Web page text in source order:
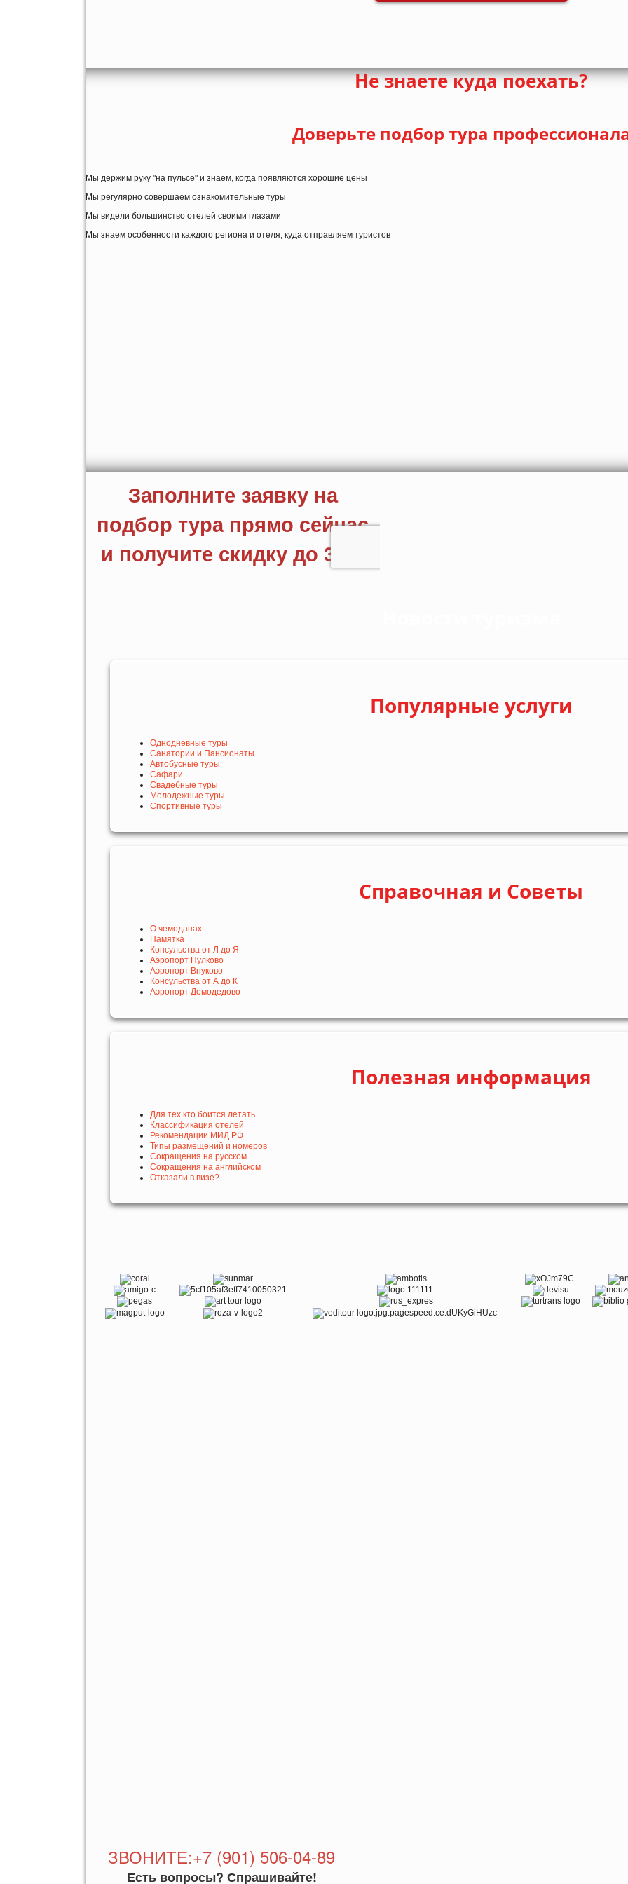
Не знаете куда поехать?
Доверьте подбор тура
Мы держим руку "на пульсе" и знаем, когда появляются хорошие цены
Мы регулярно совершаем ознакомительные туры
Мы видели большинство отелей своими глазами
Мы знаем особенности каждого региона и отеля, куда отправляем туристов
Популярные услуги
Однодневные туры
Санатории и Пансионаты
Автобусные туры
Сафари
Свадебные туры
Молодежные туры
Спортивные туры
Справочная и Советы
О чемоданах
Памятка
Консульства от Л до Я
Аэропорт Пулково
Аэропорт Внуково
Консульства от А до К
Аэропорт Домодедово
Полезная информация
Для тех кто боится летать
Классификация отелей
Рекомендации МИД РФ
Типы размещений и номеров
Сокращения на русском
Сокращения на английском
Отказали в визе?